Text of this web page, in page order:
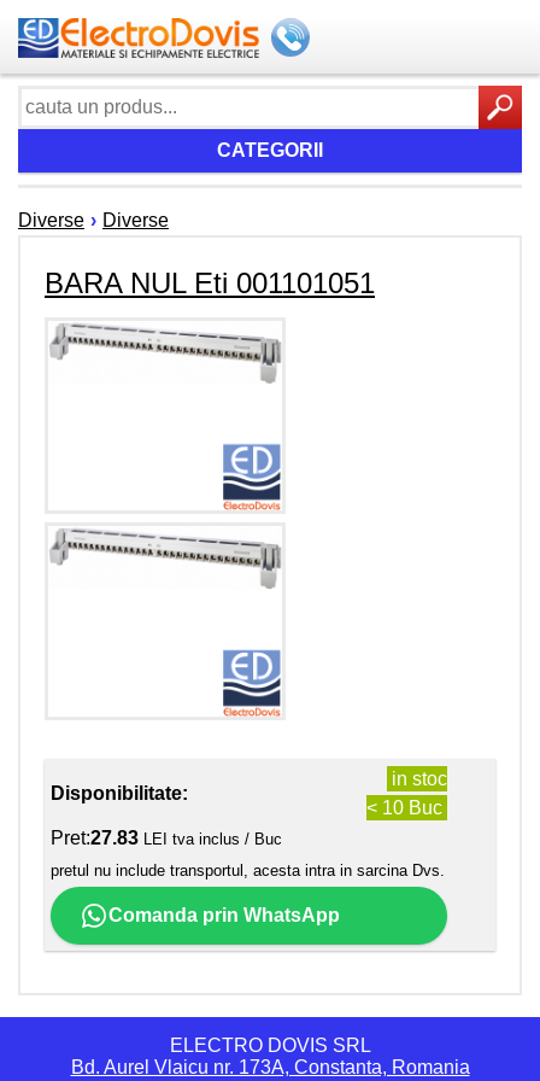
CATEGORII
Diverse › Diverse
BARA NUL Eti 001101051
Disponibilitate:
in stoc
< 10 Buc
Pret:27.83 LEI tva inclus / Buc
pretul nu include transportul, acesta intra in sarcina Dvs.
Comanda prin WhatsApp
ELECTRO DOVIS SRL
Bd. Aurel Vlaicu nr. 173A, Constanta, Romania